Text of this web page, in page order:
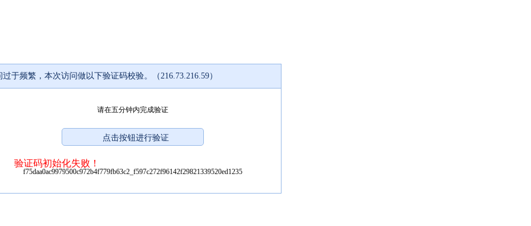
过于频繁，本次访问做以下验证码校验。（216.73.216.59）
请在五分钟内完成验证
验证码初始化失败！
f75daa0ac9979500c972b4f779fb63c2_f597c272f96142f29821339520ed1235